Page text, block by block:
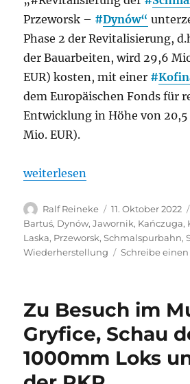
Przeworsk – #Dynów“
Phase 2 der Revitalisierung,
der Bauarbeiten, wird 29,6
EUR) kosten, mit einer #
dem Europäischen Fonds für
Entwicklung in Höhe von 20,5
Mio. EUR).
„Polen: Swietelsky renoviert
weiterlesen
Autor
Ralf Reineke
Veröffentlicht
am
11. Oktober 2022
Bartuś, Dynów,Jawornik, Kańczuga,
Laska, Przeworsk,Schmalspurbahn,
Wiederherstellung
Schreibe
Zu Besuch im
Gryfice, Schau
1000mm Loks